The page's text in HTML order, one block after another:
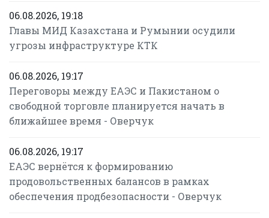
06.08.2026, 19:18
Главы МИД Казахстана и Румынии осудили
угрозы инфраструктуре КТК
06.08.2026, 19:17
Переговоры между ЕАЭС и Пакистаном о
свободной торговле планируется начать в
ближайшее время - Оверчук
06.08.2026, 19:17
ЕАЭС вернётся к формированию
продовольственных балансов в рамках
обеспечения продбезопасности - Оверчук